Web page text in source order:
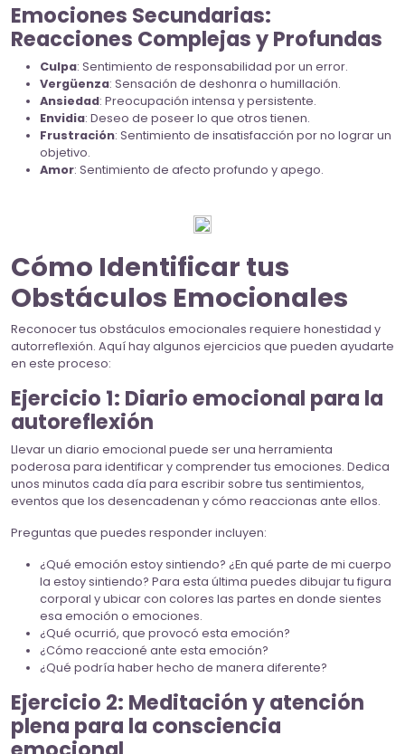
Emociones Secundarias:
Reacciones Complejas y Profundas
Culpa: Sentimiento de responsabilidad por un error.
Vergüenza: Sensación de deshonra o humillación.
Ansiedad: Preocupación intensa y persistente.
Envidia: Deseo de poseer lo que otros tienen.
Frustración: Sentimiento de insatisfacción por no lograr un
objetivo.
Amor: Sentimiento de afecto profundo y apego.
Cómo Identificar tus
Obstáculos Emocionales
Reconocer tus obstáculos emocionales requiere honestidad y
autorreflexión. Aquí hay algunos ejercicios que pueden ayudarte
en este proceso:
Ejercicio 1: Diario emocional para la
autoreflexión
Llevar un diario emocional puede ser una herramienta
poderosa para identificar y comprender tus emociones. Dedica
unos minutos cada día para escribir sobre tus sentimientos,
eventos que los desencadenan y cómo reaccionas ante ellos.
Preguntas que puedes responder incluyen:
¿Qué emoción estoy sintiendo? ¿En qué parte de mi cuerpo
la estoy sintiendo? Para esta última puedes dibujar tu figura
corporal y ubicar con colores las partes en donde sientes
esa emoción o emociones.
¿Qué ocurrió, que provocó esta emoción?
¿Cómo reaccioné ante esta emoción?
¿Qué podría haber hecho de manera diferente?
Ejercicio 2: Meditación y atención
plena para la consciencia